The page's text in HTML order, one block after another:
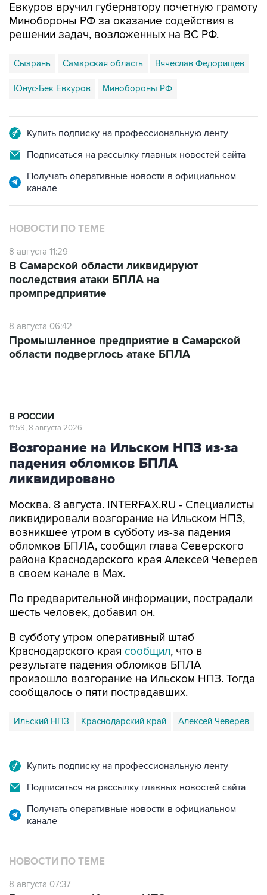
Евкуров вручил губернатору почетную грамоту
Минобороны РФ за оказание содействия в
решении задач, возложенных на ВС РФ.
Сызрань Самарская область Вячеслав Федорищев
Юнус-Бек Евкуров Минобороны РФ
Купить подписку на профессиональную ленту
Подписаться на рассылку главных новостей сайта
Получать оперативные новости в официальном
канале
НОВОСТИ ПО ТЕМЕ
8 августа 11:29
В Самарской области ликвидируют
последствия атаки БПЛА на
промпредприятие
8 августа 06:42
Промышленное предприятие в Самарской
области подверглось атаке БПЛА
В РОССИИ
11:59, 8 августа 2026
Возгорание на Ильском НПЗ из-за
падения обломков БПЛА
ликвидировано
Москва. 8 августа. INTERFAX.RU - Специалисты
ликвидировали возгорание на Ильском НПЗ,
возникшее утром в субботу из-за падения
обломков БПЛА, сообщил глава Северского
района Краснодарского края Алексей Чеверев
в своем канале в Max.
По предварительной информации, пострадали
шесть человек, добавил он.
В субботу утром оперативный штаб
Краснодарского края сообщил, что в
результате падения обломков БПЛА
произошло возгорание на Ильском НПЗ. Тогда
сообщалось о пяти пострадавших.
Ильский НПЗ Краснодарский край Алексей Чеверев
Купить подписку на профессиональную ленту
Подписаться на рассылку главных новостей сайта
Получать оперативные новости в официальном
канале
НОВОСТИ ПО ТЕМЕ
8 августа 07:37